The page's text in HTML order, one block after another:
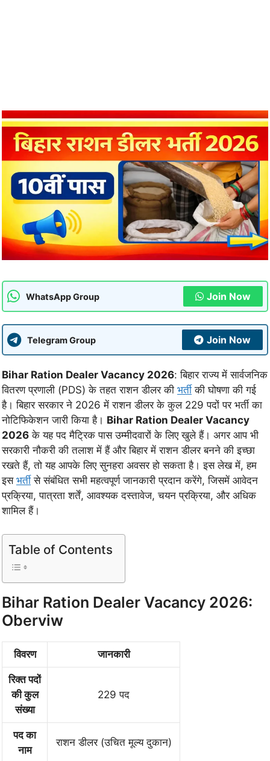
WhatsApp Group Join Now
Telegram Group Join Now
Bihar Ration Dealer Vacancy 2026: बिहार राज्य में सार्वजनिक
वितरण प्रणाली (PDS) के तहत राशन डीलर की भर्ती की घोषणा की गई
है। बिहार सरकार ने 2026 में राशन डीलर के कुल 229 पदों पर भर्ती का
नोटिफिकेशन जारी किया है। Bihar Ration Dealer Vacancy
2026 के यह पद मैट्रिक पास उम्मीदवारों के लिए खुले हैं। अगर आप भी
सरकारी नौकरी की तलाश में हैं और बिहार में राशन डीलर बनने की इच्छा
रखते हैं, तो यह आपके लिए सुनहरा अवसर हो सकता है। इस लेख में, हम
इस भर्ती से संबंधित सभी महत्वपूर्ण जानकारी प्रदान करेंगे, जिसमें आवेदन
प्रक्रिया, पात्रता शर्तें, आवश्यक दस्तावेज, चयन प्रक्रिया, और अधिक
शामिल हैं।
Table of Contents
Bihar Ration Dealer Vacancy 2026:
Oberviw
विवरण जानकारी
रिक्त पदों
की कुल
संख्या
229 पद
पद का
नाम
राशन डीलर (उचित मूल्य दुकान)